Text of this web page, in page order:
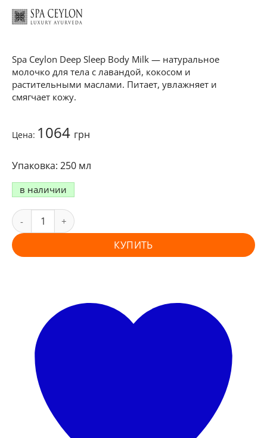
Spa Ceylon Deep Sleep Body Milk — натуральное
молочко для тела с лавандой, кокосом и
растительными маслами. Питает, увлажняет и
смягчает кожу.
Цена: 1064 грн
250 мл
в наличии
КУПИТЬ